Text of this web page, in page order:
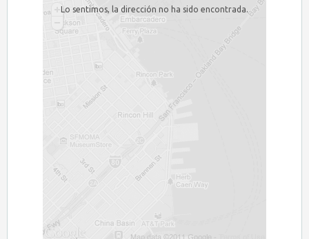
Lo sentimos, la dirección no ha sido encontrada.